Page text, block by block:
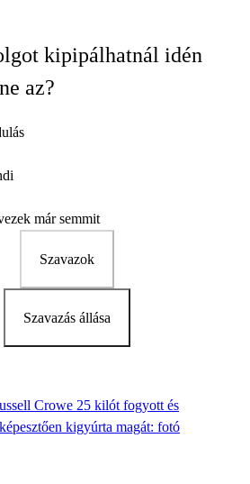
kipipálhatnál idén
az?
már semmit
Szavazok
Szavazás állása
Crowe 25 kilót fogyott és
kigyúrta magát: fotó